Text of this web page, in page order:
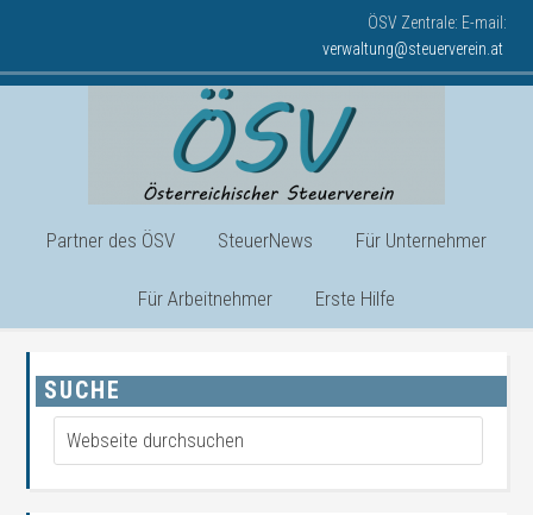
ÖSV Zentrale: E-mail:
verwaltung@steuerverein.at
Partner des ÖSV SteuerNews Für Unternehmer
Für Arbeitnehmer Erste Hilfe
SUCHE